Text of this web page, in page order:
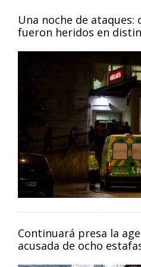
Una noche de
fueron heridos en
Continuará presa la
acusada de ocho